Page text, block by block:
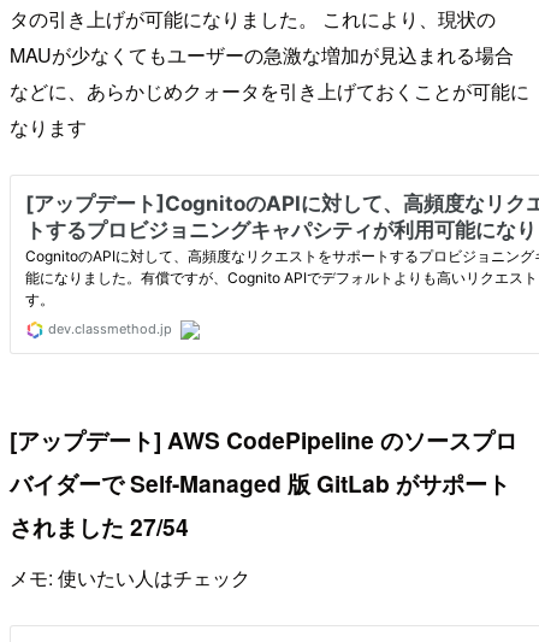
タの引き上げが可能になりました。 これにより、現状の
MAUが少なくてもユーザーの急激な増加が見込まれる場合
などに、あらかじめクォータを引き上げておくことが可能に
なります
[アップデート] AWS CodePipeline のソースプロ
バイダーで Self-Managed 版 GitLab がサポート
されました 27/54
メモ: 使いたい人はチェック